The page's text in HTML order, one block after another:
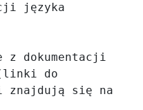
języka
z dokumentacji
(linki do
znajdują się na